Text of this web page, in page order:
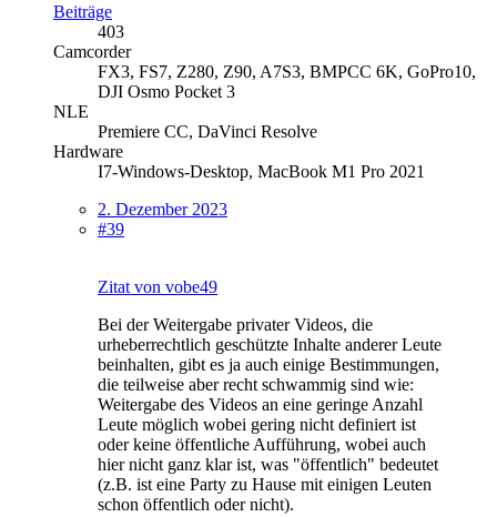
Beiträge
403
Camcorder
FX3, FS7, Z280, Z90, A7S3, BMPCC 6K, GoPro10,
DJI Osmo Pocket 3
NLE
Premiere CC, DaVinci Resolve
Hardware
I7-Windows-Desktop, MacBook M1 Pro 2021
2. Dezember 2023
#39
Zitat von vobe49
Bei der Weitergabe privater Videos, die
urheberrechtlich geschützte Inhalte anderer Leute
beinhalten, gibt es ja auch einige Bestimmungen,
die teilweise aber recht schwammig sind wie:
Weitergabe des Videos an eine geringe Anzahl
Leute möglich wobei gering nicht definiert ist
oder keine öffentliche Aufführung, wobei auch
hier nicht ganz klar ist, was "öffentlich" bedeutet
(z.B. ist eine Party zu Hause mit einigen Leuten
schon öffentlich oder nicht).